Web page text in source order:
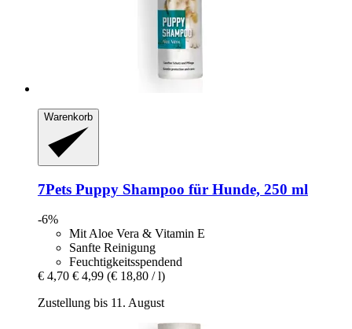
Warenkorb
7Pets Puppy Shampoo für Hunde, 250 ml
-6%
Mit Aloe Vera & Vitamin E
Sanfte Reinigung
Feuchtigkeitsspendend
€ 4,70 € 4,99 (€ 18,80 / l)
Zustellung bis 11. August